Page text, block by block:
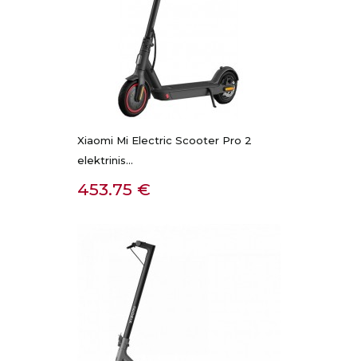
Xiaomi Mi Electric Scooter Pro 2
elektrinis...
Kaina
453.75 €